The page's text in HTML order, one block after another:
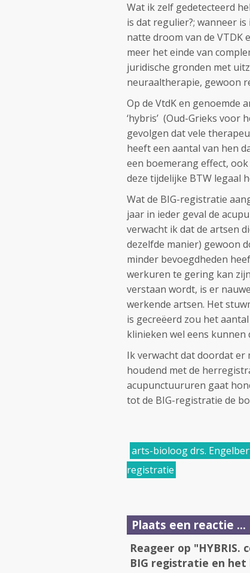
Wat ik zelf gedetecteerd
is dat regulier?; wanneer
natte droom van de VTDK
meer het einde van
juridische gronden met
neuraaltherapie, gewoon
Op de VtdK en genoemde
‘hybris’ (Oud-Grieks voor
gevolgen dat vele
heeft een aantal van hen
een boemerang effect,
deze tijdelijke BTW legaal
Wat de BIG-registratie
jaar in ieder geval de
verwacht ik dat de artsen
dezelfde manier) gewoon
minder bevoegdheden
werkuren te gering kan
verstaan wordt, is er
werkende artsen. Het
is gecreëerd zou het
klinieken wel eens kunnen
Ik verwacht dat doordat
houdend met de
acupunctuururen gaat
tot de BIG-registratie de
arts-bioloog drs.
registratie
Plaats een reactie ...
Reageer op
BIG registratie en het